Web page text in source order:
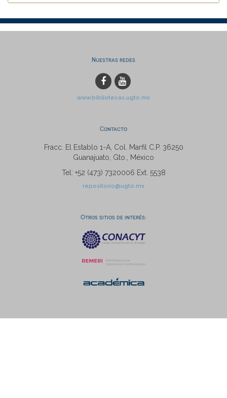
Nuestras redes
www.bibliotecas.ugto.mx
Contacto
Fracc. El Establo 1-A, Col. Marfil C.P. 36250
Guanajuato, Gto., México
Tel: +52 (473) 7320006 Ext. 5538
repositorio@ugto.mx
Otros sitios de interés: